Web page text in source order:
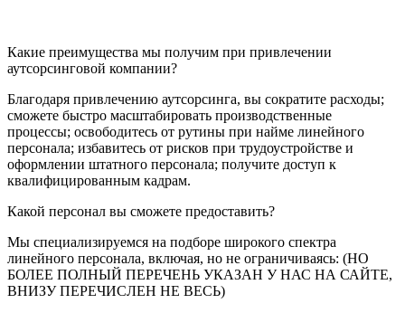
Какие преимущества мы получим при привлечении
аутсорсинговой компании?
Благодаря привлечению аутсорсинга, вы сократите расходы;
сможете быстро масштабировать производственные
процессы; освободитесь от рутины при найме линейного
персонала; избавитесь от рисков при трудоустройстве и
оформлении штатного персонала; получите доступ к
квалифицированным кадрам.
Какой персонал вы сможете предоставить?
Мы специализируемся на подборе широкого спектра
линейного персонала, включая, но не ограничиваясь: (НО
БОЛЕЕ ПОЛНЫЙ ПЕРЕЧЕНЬ УКАЗАН У НАС НА САЙТЕ,
ВНИЗУ ПЕРЕЧИСЛЕН НЕ ВЕСЬ)